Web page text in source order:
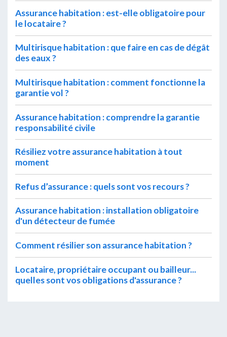
Assurance habitation : est-elle obligatoire pour
le locataire ?
Multirisque habitation : que faire en cas de dégât
des eaux ?
Multirisque habitation : comment fonctionne la
garantie vol ?
Assurance habitation : comprendre la garantie
responsabilité civile
Résiliez votre assurance habitation à tout
moment
Refus d’assurance : quels sont vos recours ?
Assurance habitation : installation obligatoire
d'un détecteur de fumée
Comment résilier son assurance habitation ?
Locataire, propriétaire occupant ou bailleur...
quelles sont vos obligations d'assurance ?